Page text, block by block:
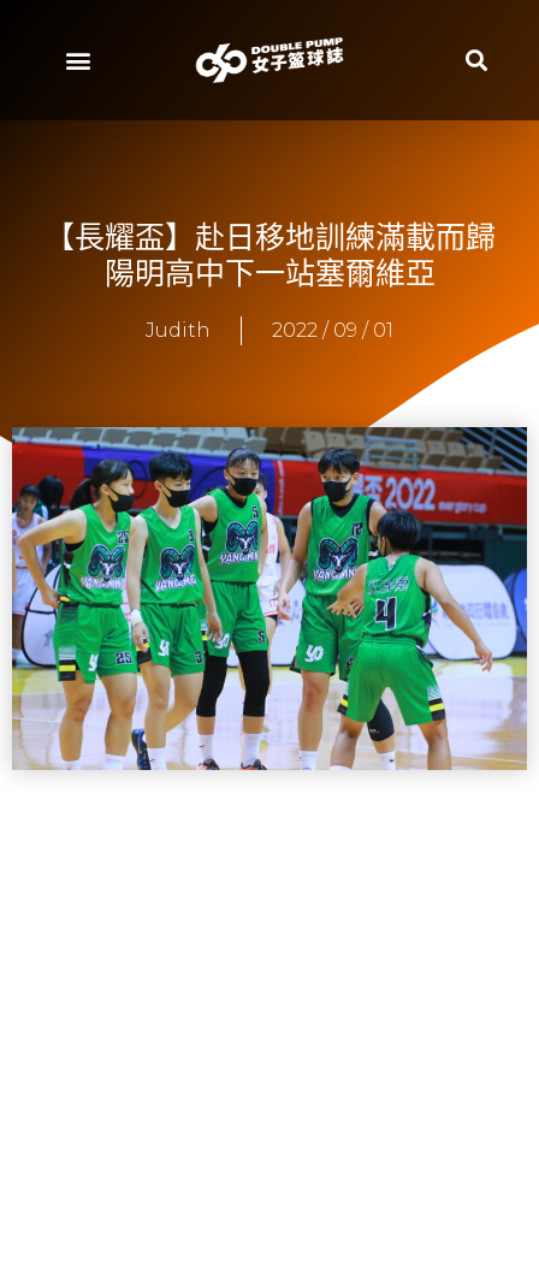
【長耀盃】赴日移地訓練滿載而歸
陽明高中下一站塞爾維亞
Judith 2022 / 09 / 01